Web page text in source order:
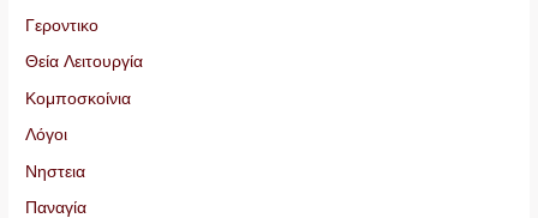
Γεροντικο
Θεία Λειτουργία
Κομποσκοίνια
Λόγοι
Νηστεια
Παναγία